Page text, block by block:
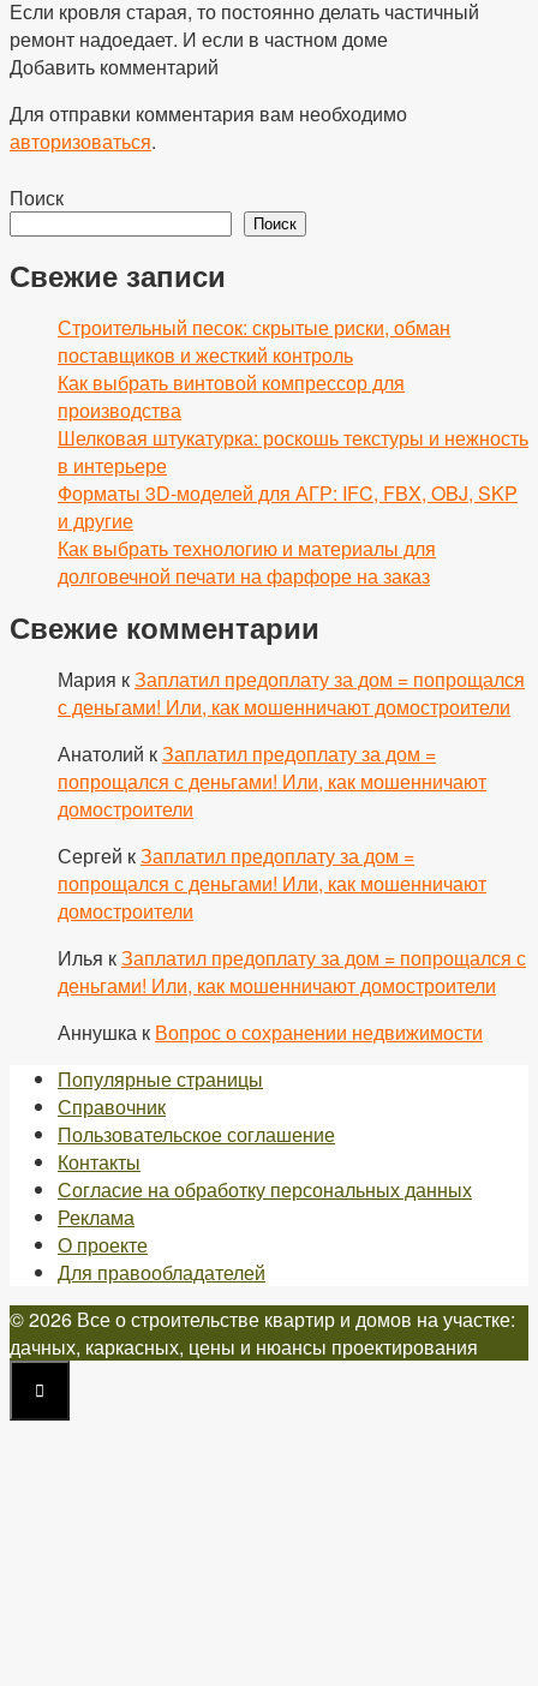
Если кровля старая, то постоянно делать частичный
ремонт надоедает. И если в частном доме
Добавить комментарий
Для отправки комментария вам необходимо
авторизоваться.
Поиск
Поиск
Свежие записи
Строительный песок: скрытые риски, обман
поставщиков и жесткий контроль
Как выбрать винтовой компрессор для
производства
Шелковая штукатурка: роскошь текстуры и нежность
в интерьере
Форматы 3D-моделей для АГР: IFC, FBX, OBJ, SKP
и другие
Как выбрать технологию и материалы для
долговечной печати на фарфоре на заказ
Свежие комментарии
Мария кЗаплатил предоплату за дом = попрощался
с деньгами! Или, как мошенничают домостроители
Анатолий кЗаплатил предоплату за дом =
попрощался с деньгами! Или, как мошенничают
домостроители
Сергей кЗаплатил предоплату за дом =
попрощался с деньгами! Или, как мошенничают
домостроители
Илья кЗаплатил предоплату за дом = попрощался с
деньгами! Или, как мошенничают домостроители
Аннушка к Вопрос о сохранении недвижимости
Популярные страницы
Справочник
Пользовательское соглашение
Контакты
Согласие на обработку персональных данных
Реклама
О проекте
Для правообладателей
© 2026 Все о строительстве квартир и домов на участке:
дачных, каркасных, цены и нюансы проектирования